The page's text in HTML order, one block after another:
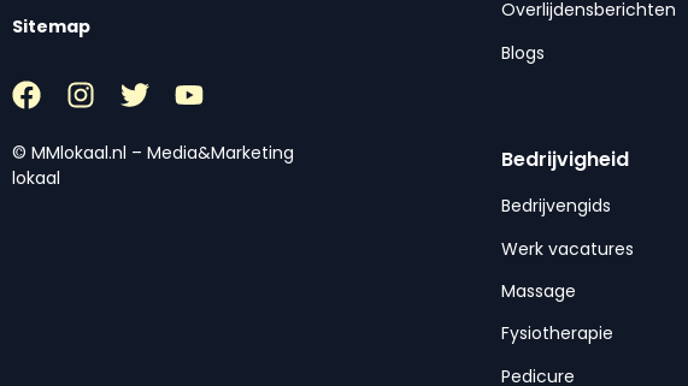
Sitemap
© MMlokaal.nl – Media&Marketing
lokaal
Overlijdensberichten
Blogs
Bedrijvigheid
Bedrijvengids
Werk vacatures
Massage
Fysiotherapie
Pedicure